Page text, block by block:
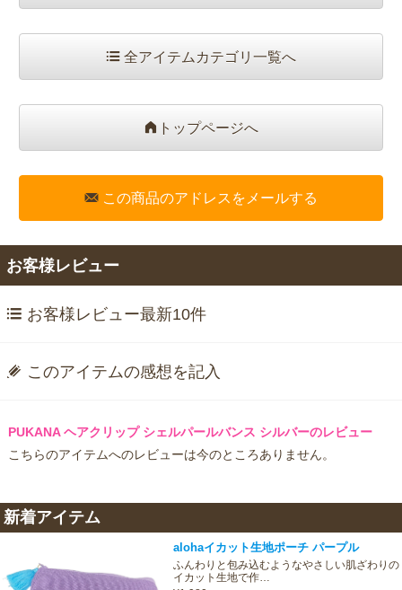
全アイテムカテゴリ一覧へ
トップページへ
この商品のアドレスをメールする
お客様レビュー
お客様レビュー最新10件
このアイテムの感想を記入
PUKANA ヘアクリップ シェルパールバンス シルバーのレビュー
こちらのアイテムへのレビューは今のところありません。
新着アイテム
alohaイカット生地ポーチ パープル
ふんわりと包み込むようなやさしい肌ざわりの
イカット生地で作…